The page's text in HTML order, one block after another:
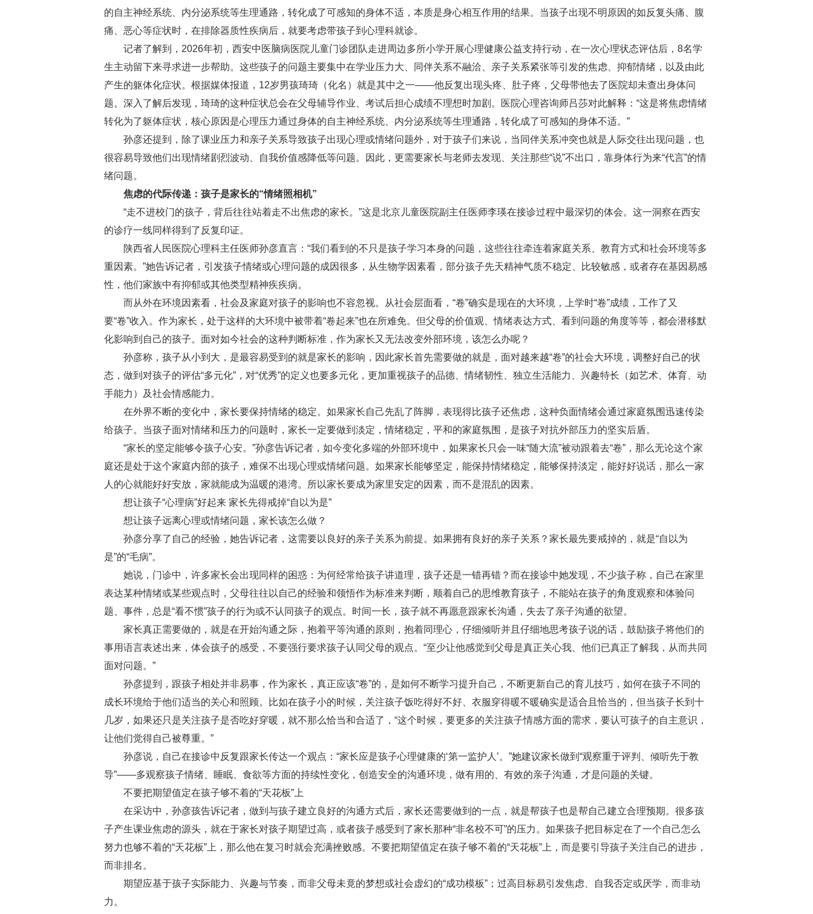
的自主神经系统、内分泌系统等生理通路，转化成了可感知的身体不适，本质是身心相互作用的结果。当孩子出现不明原因的如反复头痛、腹
痛、恶心等症状时，在排除器质性疾病后，就要考虑带孩子到心理科就诊。
记者了解到，2026年初，西安中医脑病医院儿童门诊团队走进周边多所小学开展心理健康公益支持行动，在一次心理状态评估后，8名学
生主动留下来寻求进一步帮助。这些孩子的问题主要集中在学业压力大、同伴关系不融洽、亲子关系紧张等引发的焦虑、抑郁情绪，以及由此
产生的躯体化症状。根据媒体报道，12岁男孩琦琦（化名）就是其中之一——他反复出现头疼、肚子疼，父母带他去了医院却未查出身体问
题。深入了解后发现，琦琦的这种症状总会在父母辅导作业、考试后担心成绩不理想时加剧。医院心理咨询师吕莎对此解释：“这是将焦虑情绪
转化为了躯体症状，核心原因是心理压力通过身体的自主神经系统、内分泌系统等生理通路，转化成了可感知的身体不适。”
孙彦还提到，除了课业压力和亲子关系导致孩子出现心理或情绪问题外，对于孩子们来说，当同伴关系冲突也就是人际交往出现问题，也
很容易导致他们出现情绪剧烈波动、自我价值感降低等问题。因此，更需要家长与老师去发现、关注那些“说”不出口，靠身体行为来“代言”的情
绪问题。
焦虑的代际传递：孩子是家长的“情绪照相机”
“走不进校门的孩子，背后往往站着走不出焦虑的家长。”这是北京儿童医院副主任医师李瑛在接诊过程中最深切的体会。这一洞察在西安
的诊疗一线同样得到了反复印证。
陕西省人民医院心理科主任医师孙彦直言：“我们看到的不只是孩子学习本身的问题，这些往往牵连着家庭关系、教育方式和社会环境等多
重因素。”她告诉记者，引发孩子情绪或心理问题的成因很多，从生物学因素看，部分孩子先天精神气质不稳定、比较敏感，或者存在基因易感
性，他们家族中有抑郁或其他类型精神疾疾病。
而从外在环境因素看，社会及家庭对孩子的影响也不容忽视。从社会层面看，“卷”确实是现在的大环境，上学时“卷”成绩，工作了又
要“卷”收入。作为家长，处于这样的大环境中被带着“卷起来”也在所难免。但父母的价值观、情绪表达方式、看到问题的角度等等，都会潜移默
化影响到自己的孩子。面对如今社会的这种判断标准，作为家长又无法改变外部环境，该怎么办呢？
孙彦称，孩子从小到大，是最容易受到的就是家长的影响，因此家长首先需要做的就是，面对越来越“卷”的社会大环境，调整好自己的状
态，做到对孩子的评估“多元化”，对“优秀”的定义也要多元化，更加重视孩子的品德、情绪韧性、独立生活能力、兴趣特长（如艺术、体育、动
手能力）及社会情感能力。
在外界不断的变化中，家长要保持情绪的稳定。如果家长自己先乱了阵脚，表现得比孩子还焦虑，这种负面情绪会通过家庭氛围迅速传染
给孩子。当孩子面对情绪和压力的问题时，家长一定要做到淡定，情绪稳定，平和的家庭氛围，是孩子对抗外部压力的坚实后盾。
“家长的坚定能够令孩子心安。”孙彦告诉记者，如今变化多端的外部环境中，如果家长只会一味“随大流”被动跟着去“卷”，那么无论这个家
庭还是处于这个家庭内部的孩子，难保不出现心理或情绪问题。如果家长能够坚定，能保持情绪稳定，能够保持淡定，能好好说话，那么一家
人的心就能好好安放，家就能成为温暖的港湾。所以家长要成为家里安定的因素，而不是混乱的因素。
想让孩子“心理病”好起来 家长先得戒掉“自以为是”
想让孩子远离心理或情绪问题，家长该怎么做？
孙彦分享了自己的经验，她告诉记者，这需要以良好的亲子关系为前提。如果拥有良好的亲子关系？家长最先要戒掉的，就是“自以为
是”的“毛病”。
她说，门诊中，许多家长会出现同样的困惑：为何经常给孩子讲道理，孩子还是一错再错？而在接诊中她发现，不少孩子称，自己在家里
表达某种情绪或某些观点时，父母往往以自己的经验和领悟作为标准来判断，顺着自己的思维教育孩子，不能站在孩子的角度观察和体验问
题、事件，总是“看不惯”孩子的行为或不认同孩子的观点。时间一长，孩子就不再愿意跟家长沟通，失去了亲子沟通的欲望。
家长真正需要做的，就是在开始沟通之际，抱着平等沟通的原则，抱着同理心，仔细倾听并且仔细地思考孩子说的话，鼓励孩子将他们的
事用语言表述出来，体会孩子的感受，不要强行要求孩子认同父母的观点。“至少让他感觉到父母是真正关心我、他们已真正了解我，从而共同
面对问题。”
孙彦提到，跟孩子相处并非易事，作为家长，真正应该“卷”的，是如何不断学习提升自己，不断更新自己的育儿技巧，如何在孩子不同的
成长环境给于他们适当的关心和照顾。比如在孩子小的时候，关注孩子饭吃得好不好、衣服穿得暖不暖确实是适合且恰当的，但当孩子长到十
几岁，如果还只是关注孩子是否吃好穿暖，就不那么恰当和合适了，“这个时候，要更多的关注孩子情感方面的需求，要认可孩子的自主意识，
让他们觉得自己被尊重。”
孙彦说，自己在接诊中反复跟家长传达一个观点：“家长应是孩子心理健康的‘第一监护人’。”她建议家长做到“观察重于评判、倾听先于教
导”——多观察孩子情绪、睡眠、食欲等方面的持续性变化，创造安全的沟通环境，做有用的、有效的亲子沟通，才是问题的关键。
不要把期望值定在孩子够不着的“天花板”上
在采访中，孙彦孩告诉记者，做到与孩子建立良好的沟通方式后，家长还需要做到的一点，就是帮孩子也是帮自己建立合理预期。很多孩
子产生课业焦虑的源头，就在于家长对孩子期望过高，或者孩子感受到了家长那种“非名校不可”的压力。如果孩子把目标定在了一个自己怎么
努力也够不着的“天花板”上，那么他在复习时就会充满挫败感。不要把期望值定在孩子够不着的“天花板”上，而是要引导孩子关注自己的进步，
而非排名。
期望应基于孩子实际能力、兴趣与节奏，而非父母未竟的梦想或社会虚幻的“成功模板”；过高目标易引发焦虑、自我否定或厌学，而非动
力。